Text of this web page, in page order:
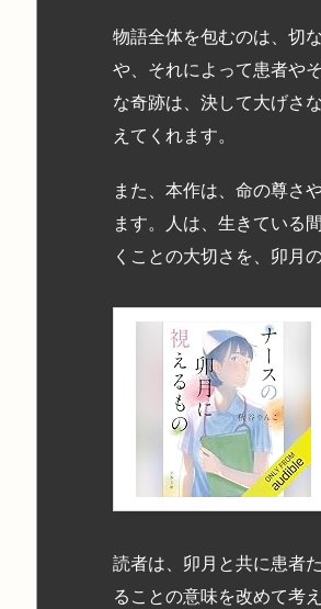
物語全体を包むのは、切
や、それによって患者や
な奇跡は、決して大げさ
えてくれます。
また、本作は、命の尊さ
ます。人は、生きている
くことの大切さを、卯月
読者は、卯月と共に患者
ることの意味を改めて考